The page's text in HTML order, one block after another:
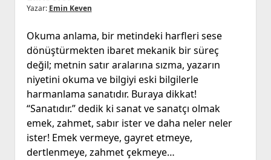
Yazar: Emin Keven
Okuma anlama, bir metindeki harfleri sese
dönüştürmekten ibaret mekanik bir süreç
değil; metnin satır aralarına sızma, yazarın
niyetini okuma ve bilgiyi eski bilgilerle
harmanlama sanatıdır. Buraya dikkat!
“Sanatıdır.” dedik ki sanat ve sanatçı olmak
emek, zahmet, sabır ister ve daha neler neler
ister! Emek vermeye, gayret etmeye,
dertlenmeye, zahmet çekmeye…